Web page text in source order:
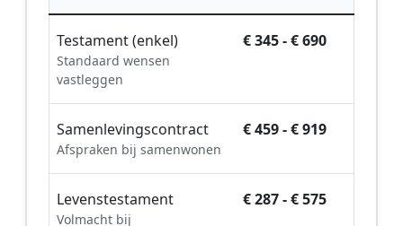
Testament (enkel)
Standaard wensen
vastleggen
€ 345 - € 690
Samenlevingscontract
Afspraken bij samenwonen
€ 459 - € 919
Levenstestament
Volmacht bij
€ 287 - € 575